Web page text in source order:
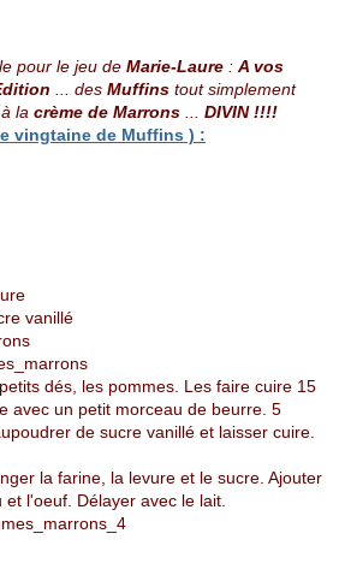
pour le jeu de Marie-Laure : A vos
... des Muffins tout simplement
la crème de Marrons
DIVIN !!!!
vingtaine de Muffins ) :
vanillé
dés, les pommes. Les faire cuire 15
avec un petit morceau de beurre. 5
de sucre vanillé et laisser cuire.
la farine, la levure et le sucre. Ajouter
l'oeuf. Délayer avec le lait.